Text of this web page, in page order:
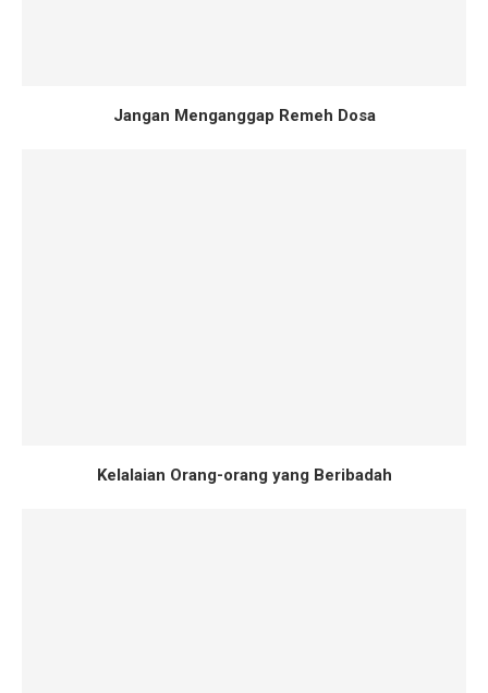
Jangan Menganggap Remeh Dosa
Kelalaian Orang-orang yang Beribadah